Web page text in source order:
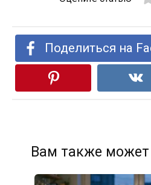
Поделиться на
Вам также может